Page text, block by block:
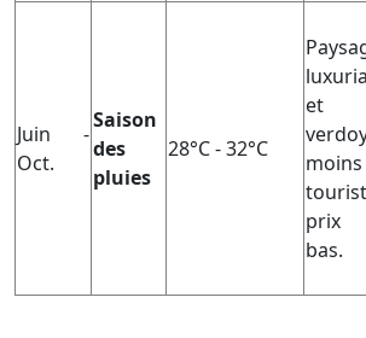
Juin -
Oct.
Saison
des
pluies
28°C - 32°C
et
prix
bas.